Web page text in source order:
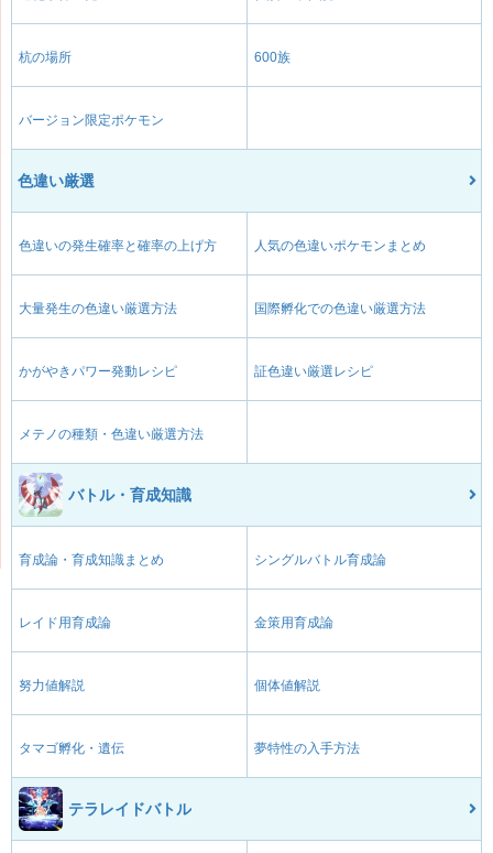
杭の場所 600族
バージョン限定ポケモン
色違い厳選
色違いの発生確率と確率の上げ方 人気の色違いポケモンまとめ
大量発生の色違い厳選方法 国際孵化での色違い厳選方法
かがやきパワー発動レシピ 証色違い厳選レシピ
メテノの種類・色違い厳選方法
バトル・育成知識
育成論・育成知識まとめ シングルバトル育成論
レイド用育成論 金策用育成論
努力値解説 個体値解説
タマゴ孵化・遺伝 夢特性の入手方法
テラレイドバトル